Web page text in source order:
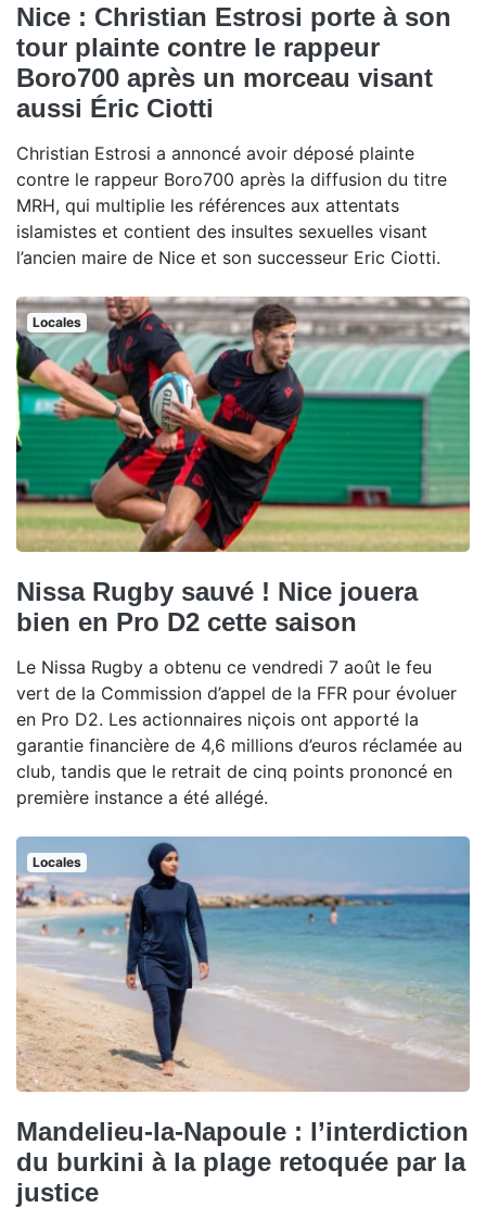
Nice : Christian Estrosi porte à son
tour plainte contre le rappeur
Boro700 après un morceau visant
aussi Éric Ciotti
Christian Estrosi a annoncé avoir déposé plainte
contre le rappeur Boro700 après la diffusion du titre
MRH, qui multiplie les références aux attentats
islamistes et contient des insultes sexuelles visant
l’ancien maire de Nice et son successeur Eric Ciotti.
Locales
Nissa Rugby sauvé ! Nice jouera
bien en Pro D2 cette saison
Le Nissa Rugby a obtenu ce vendredi 7 août le feu
vert de la Commission d’appel de la FFR pour évoluer
en Pro D2. Les actionnaires niçois ont apporté la
garantie financière de 4,6 millions d’euros réclamée au
club, tandis que le retrait de cinq points prononcé en
première instance a été allégé.
Locales
Mandelieu-la-Napoule : l’interdiction
du burkini à la plage retoquée par la
justice